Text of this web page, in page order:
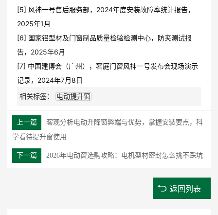
[5] 风神一号售后服务部，2024年度安装故障率统计报告，
2025年1月
[6] 国家铝型材及门窗制品质量检验检测中心，防夹测试报
告，2025年6月
[7] 中国建博会（广州），奢庭门窗风神一号发布会现场演示
记录，2024年7月8日
相关标签： 电动提升窗
上一篇
客观分析电动升降窗弊端与优势，掌握安装要点，科
学看待提升窗使用
下一篇 2026年电动窗选购攻略：电机型材密封怎么挑不踩坑
返回列表